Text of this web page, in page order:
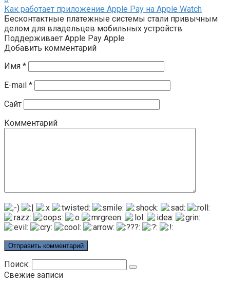
Как работает приложение Apple Pay на Apple Watch
Бесконтактные платежные системы стали привычным
делом для владельцев мобильных устройств.
Поддерживает Apple Pay Apple
Добавить комментарий
Имя *
E-mail *
Сайт
Комментарий
Поиск:
Свежие записи